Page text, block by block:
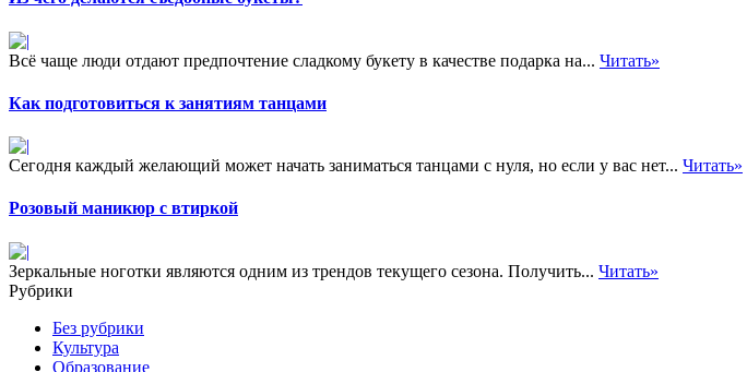
Всё чаще люди отдают предпочтение сладкому букету в качестве подарка на... Читать»
Как подготовиться к занятиям танцами
Сегодня каждый желающий может начать заниматься танцами с нуля, но если у вас нет... Читать»
Розовый маникюр с втиркой
Зеркальные ноготки являются одним из трендов текущего сезона. Получить... Читать»
Рубрики
Без рубрики
Культура
Образование